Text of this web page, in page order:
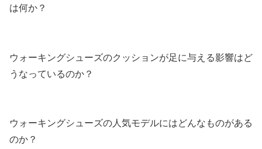
は何か？
ウォーキングシューズのクッションが足に与える影響はど
うなっているのか？
ウォーキングシューズの人気モデルにはどんなものがある
のか？